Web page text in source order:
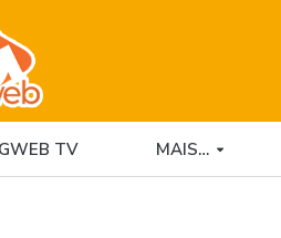
GWEB TV MAIS…